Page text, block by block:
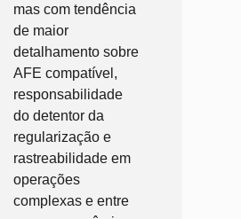
mas com tendência
de maior
detalhamento sobre
AFE compatível,
responsabilidade
do detentor da
regularização e
rastreabilidade em
operações
complexas e entre